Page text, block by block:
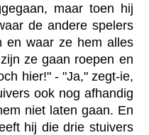
maar toen hij
de andere spelers
en waar ze hem alles
ze gaan roepen en
hier!" - "Ja," zegt-ie,
ook nog afhandig
niet laten gaan. En
hij die drie stuivers